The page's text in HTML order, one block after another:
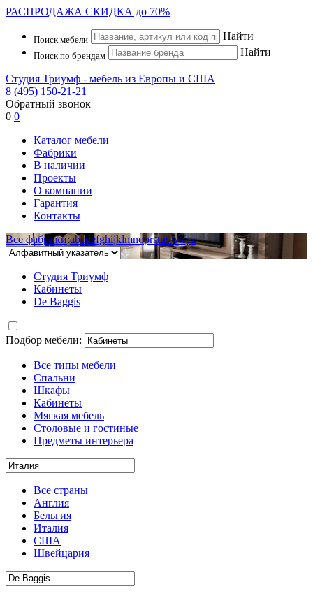
РАСПРОДАЖА СКИДКА до 70%
Поиск мебели Найти
Поиск по брендам Найти
Студия Триумф - мебель из Европы и США
8 (495) 150-21-21
Обратный звонок
0 0
Каталог мебели
Фабрики
В наличии
Проекты
О компании
Гарантия
Контакты
Все фабрики:abcdefghijklmnoprstuvwxyz
Студия Триумф
Кабинеты
De Baggis
Подбор мебели:
Все типы мебели
Спальни
Шкафы
Кабинеты
Мягкая мебель
Столовые и гостиные
Предметы интерьера
Все страны
Англия
Бельгия
Италия
США
Швейцария